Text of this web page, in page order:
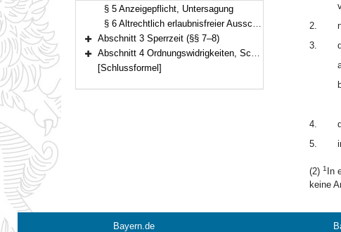
§ 5 Anzeigepflicht, Untersagung
§ 6 Altrechtlich erlaubnisfreier Ausschank
Bereich erweitern
Abschnitt 3 Sperrzeit (§§ 7–8)
Bereich erweitern
Abschnitt 4 Ordnungswidrigkeiten, Schlussvorschriften (§§ 9–10)
[Schlussformel]
2.
3.
4.
5.
(2) 1 In
keine
Bayern.de